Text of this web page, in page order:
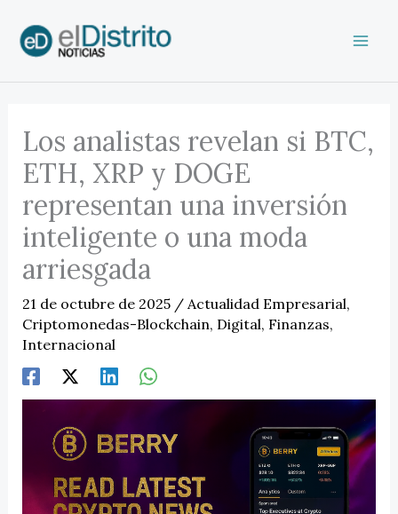
contenido
Los analistas revelan si BTC,
ETH, XRP y DOGE
representan una inversión
inteligente o una moda
arriesgada
21 de octubre de 2025 / Actualidad Empresarial,
Criptomonedas-Blockchain, Digital, Finanzas,
Internacional